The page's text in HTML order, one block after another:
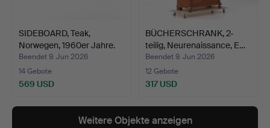
SIDEBOARD, Teak,
Norwegen, 1960er Jahre.
Beendet 9. Jun 2026
14 Gebote
569 USD
BÜCHERSCHRANK, 2-
teilig, Neurenaissance, E…
Beendet 9. Jun 2026
12 Gebote
317 USD
Weitere Objekte anzeigen